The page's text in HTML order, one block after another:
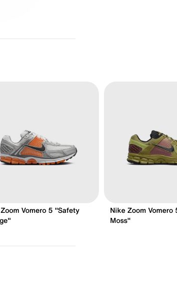
Vomero 5 "Safety
Nike Zoom Vomero
Moss"